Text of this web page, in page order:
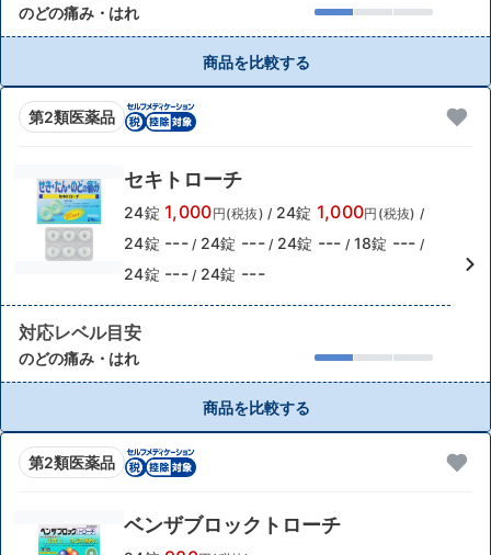
のどの痛み・はれ
商品を比較する
第2類医薬品
セキトローチ
24錠 1,000円(税抜) / 24錠 1,000円(税抜) /
24錠 --- / 24錠 --- / 24錠 --- / 18錠 --- /
24錠 --- / 24錠 ---
対応レベル目安
のどの痛み・はれ
商品を比較する
第2類医薬品
ベンザブロックトローチ